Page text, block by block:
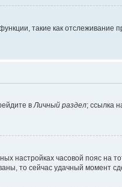
такие как отслеживание
вЛичный раздел; ссылка
настройках часовой пояс на
то сейчас удачный момент